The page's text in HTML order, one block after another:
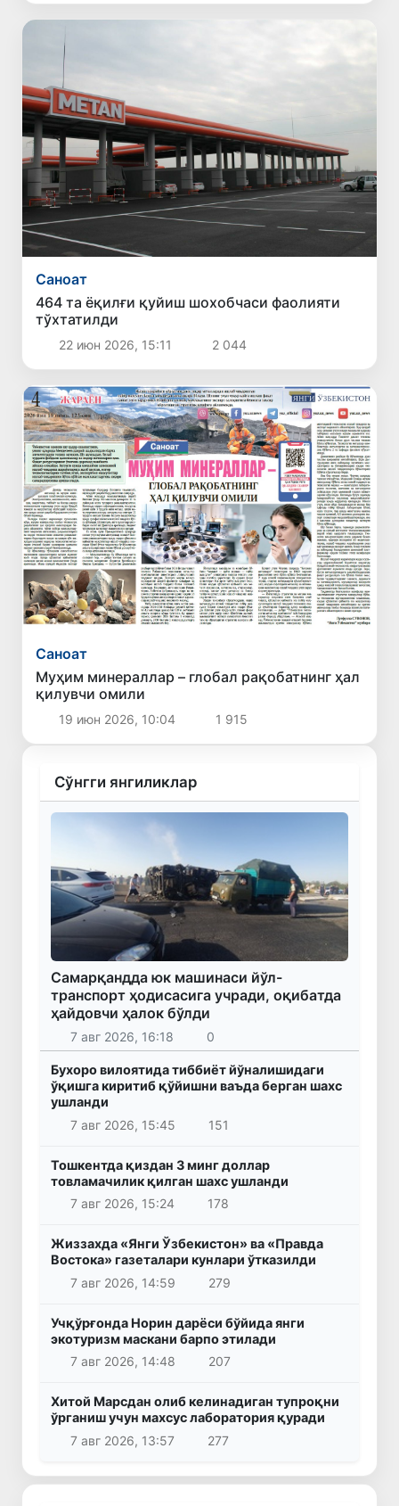
Саноат
464 та ёқилғи қуйиш шохобчаси фаолияти
тўхтатилди
22 июн 2026, 15:11 2 044
Саноат
Муҳим минераллар – глобал рақобатнинг ҳал
қилувчи омили
19 июн 2026, 10:04 1 915
Сўнгги янгиликлар
Самарқандда юк машинаси йўл-
транспорт ҳодисасига учради, оқибатда
ҳайдовчи ҳалок бўлди
7 авг 2026, 16:18 0
Бухоро вилоятида тиббиёт йўналишидаги
ўқишга киритиб қўйишни ваъда берган шахс
ушланди
7 авг 2026, 15:45
151
Тошкентда қиздан 3 минг доллар
товламачилик қилган шахс ушланди
7 авг 2026, 15:24
178
Жиззахда «Янги Ўзбекистон» ва «Правда
Востока» газеталари кунлари ўтказилди
7 авг 2026, 14:59
279
Учқўрғонда Норин дарёси бўйида янги
экотуризм маскани барпо этилади
7 авг 2026, 14:48
207
Хитой Марсдан олиб келинадиган тупроқни
ўрганиш учун махсус лаборатория қуради
7 авг 2026, 13:57
277